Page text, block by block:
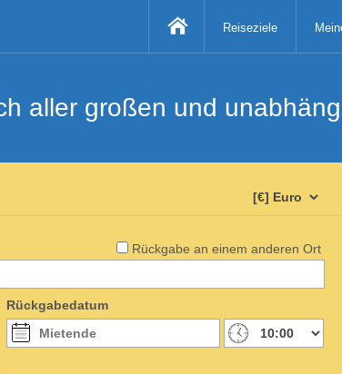
Reiseziele
aller großen und
Rückgabe an einem anderen Ort
Rückgabedatum